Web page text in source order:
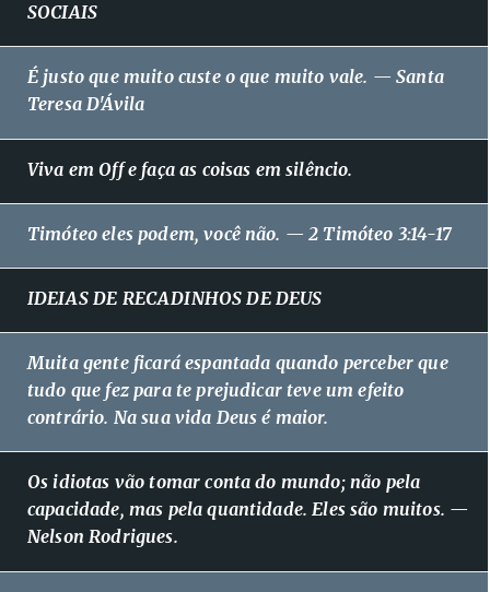
SOCIAIS
É justo que muito custe o que muito vale. — Santa
Teresa D'Ávila
Viva em Off e faça as coisas em silêncio.
Timóteo eles podem, você não. — 2 Timóteo 3:14-17
IDEIAS DE RECADINHOS DE DEUS
Muita gente ficará espantada quando perceber que
tudo que fez para te prejudicar teve um efeito
contrário. Na sua vida Deus é maior.
Os idiotas vão tomar conta do mundo; não pela
capacidade, mas pela quantidade. Eles são muitos. —
Nelson Rodrigues.